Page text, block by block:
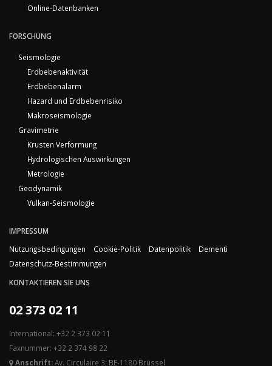
Online-Datenbanken
FORSCHUNG
Seismologie
Erdbebenaktivität
Erdbebenalarm
Hazard und Erdbebenrisiko
Makroseismologie
Gravimetrie
Krusten Verformung
Hydrologischen Auswirkungen
Metrologie
Geodynamik
Vulkan-Seismologie
IMPRESSUM
Nutzungsbedingungen
Cookie-Politik Datenpolitik
Dementi
Datenschutz-Bestimmungen
KONTAKTIEREN SIE UNS
02 373 02 11
International: +32 2 373 02 11
Faxnummer: +32 2 374 98 22
Anschrift:Av. Circulaire 3, BE-1180 Brüssel